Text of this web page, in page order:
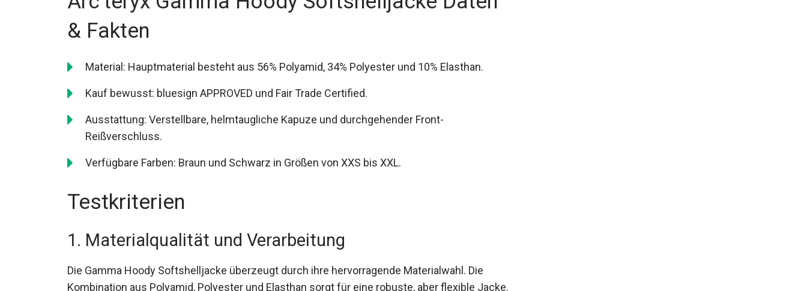
Arc’teryx Gamma Hoody Softshelljacke Daten
& Fakten
Ausstattung: Verstellbare, helmtaugliche Kapuze und durchgehender Front-
Testkriterien
1. Materialqualität und Verarbeitung
Die Gamma Hoody Softshelljacke überzeugt durch ihre hervorragende Materialwahl. Die